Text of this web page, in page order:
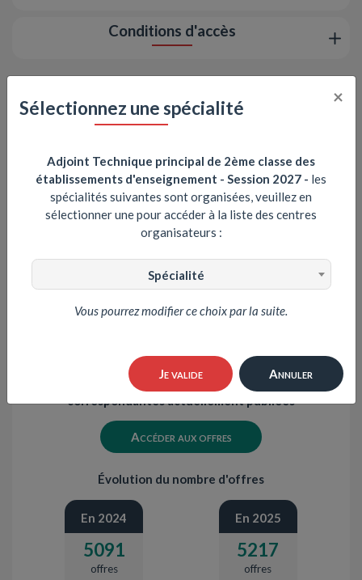
Conditions d'accès
Portail emploi-territorial
436 offres d'emplois
correspondantes actuellement publiées
Accéder aux offres
Évolution du nombre d'offres
En 2024
5091
offres
En 2025
5217
offres
Sélectionnez une spécialité ×
Adjoint Technique principal de 2ème classe des
établissements d'enseignement - Session 2027 - les
spécialités suivantes sont organisées, veuillez en
sélectionner une pour accéder à la liste des centres
organisateurs :
Spécialité
Vous pourrez modifier ce choix par la suite.
Je valide Annuler